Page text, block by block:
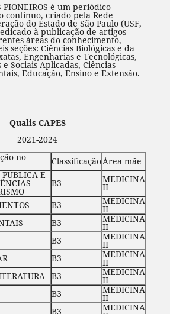
PIONEIROS é um periódico
contínuo, criado pela Rede
do Estado de São Paulo (USF,
à publicação de artigos
áreas do conhecimento,
seções: Ciências Biológicas e da
Engenharias e Tecnológicas,
Sociais Aplicadas, Ciências
Educação, Ensino e Extensão.
Qualis CAPES
2021-2024
no
ClassificaçãoÁrea mãe
E
B3 MEDICINA
II
B3 MEDICINA
II
B3 MEDICINA
II
B3 MEDICINA
II
B3 MEDICINA
II
B3 MEDICINA
II
B3 MEDICINA
II
B3 MEDICINA